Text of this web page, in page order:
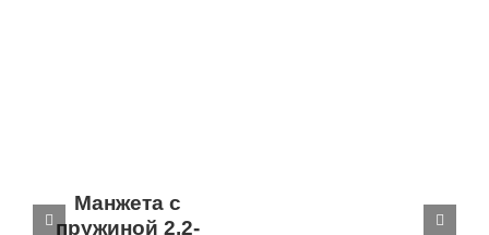
Манжета с
пружиной 2.2-